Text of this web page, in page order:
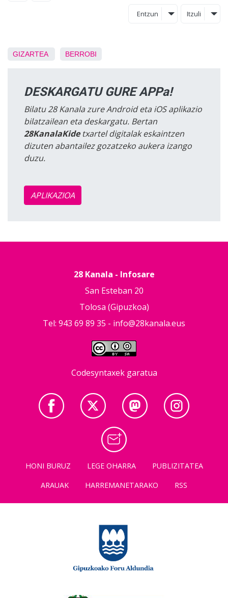
Entzun Itzuli
GIZARTEA BERROBI
DESKARGATU GURE APPa!
Bilatu 28 Kanala zure Android eta iOS aplikazio
bilatzailean eta deskargatu. Bertan
28KanalaKidetxartel digitalak eskaintzen
dizuten abantailez gozatzeko aukera izango
duzu.
APLIKAZIOA
28 Kanala - Infosare
San Esteban 20
Tolosa (Gipuzkoa)
Tel: 943 69 89 35 - info@28kanala.eus
Codesyntaxek garatua
HONI BURUZ LEGE OHARRA
PUBLIZITATEA
ARAUAK
HARREMANETARAKO RSS